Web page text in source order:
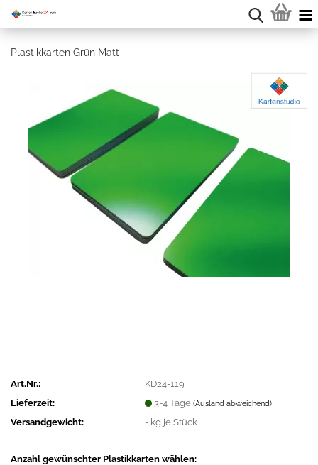
Plastikkarten Grün Matt
Art.Nr.:
KD24-119
Lieferzeit:
3-4 Tage(Ausland abweichend)
Versandgewicht: - kg je Stück
Anzahl gewünschter Plastikkarten wählen: